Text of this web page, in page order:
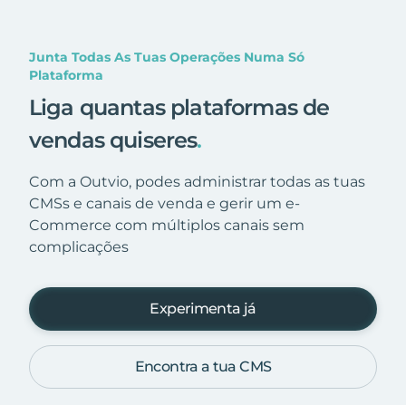
Junta Todas As Tuas Operações Numa Só
Plataforma
Liga quantas plataformas de
vendas quiseres.
Com a Outvio, podes administrar todas as tuas
CMSs e canais de venda e gerir um e-
Commerce com múltiplos canais sem
complicações
Experimenta já
Encontra a tua CMS